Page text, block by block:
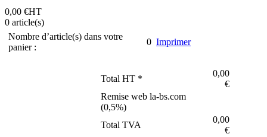
0,00 €HT
0 article(s)
Nombre d’article(s) dans votre
panier :
0 Imprimer
Total HT *
0,00
€
Remise web la-bs.com
(0,5%)
Total TVA
0,00
€